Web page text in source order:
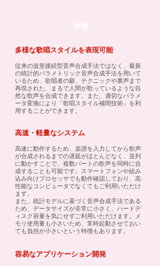
多様な歌唱スタイルを表現可能
従来の波形接続型音声合成手法ではなく、最新
の統計的パラメトリック音声合成手法を用いて
いるため、歌唱者の癖、テクニックや裏声まで
再現された、まるで人間が歌っているような自
然な歌声を合成できます。また、適切なパラメ
ータ変換により「歌唱スタイル補間技術」を利
用することができます。
高速・軽量なシステム
高速に動作するため、楽譜を入力してから歌声
が合成されるまでの遅延がほとんどなく、 並列
に動かすことで、複数パートの歌声を同時に合
成することも可能です。 スマートフォンや組み
込み向けプロセッサでも動作確認しており、高
性能なコンピュータでなくてもご利用いただけ
ます。
また、 統計モデルに基づく音声合成手法である
ため、データサイズが非常に小さく、ハードデ
ィスク容量を気にせずご利用いただけます。
メ
モリ使用量も小さいため、常時起動させておい
ても負担が小さいという特徴もあります。
​容易なアプリケーション開発